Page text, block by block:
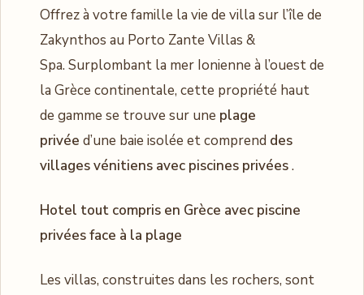
Offrez à votre famille la vie de villa sur l’île de
Zakynthos au Porto Zante Villas &
Spa. Surplombant la mer Ionienne à l’ouest de
la Grèce continentale, cette propriété haut
de gamme se trouve sur une plage
privée d’une baie isolée et comprend des
villages vénitiens avec piscines privées.
Hotel tout compris en Grèce avec piscine
privées face à la plage
Les villas, construites dans les rochers, sont